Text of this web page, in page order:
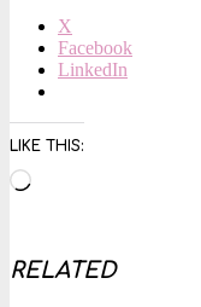
X
Facebook
LinkedIn
LIKE THIS:
Loading…
RELATED